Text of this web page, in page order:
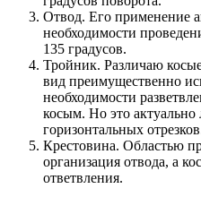
Отвод. Его применение
необходимости
135 градусов.
Тройник. Различаю
вид преимущественно
необходимости
косым. Но это актуально
горизонтальных
Крестовина. Областью
организация отвода, а
ответвления.